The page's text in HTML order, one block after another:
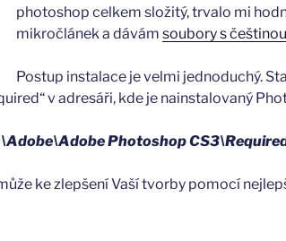
photoshop celkem složitý, trvalo mi
mikročlánek a dávám soubory s
Postup instalace je velmi jednoduchý.
v adresáři, kde je nainstalovaný
Photoshop
ke zlepšení Vaší tvorby pomocí